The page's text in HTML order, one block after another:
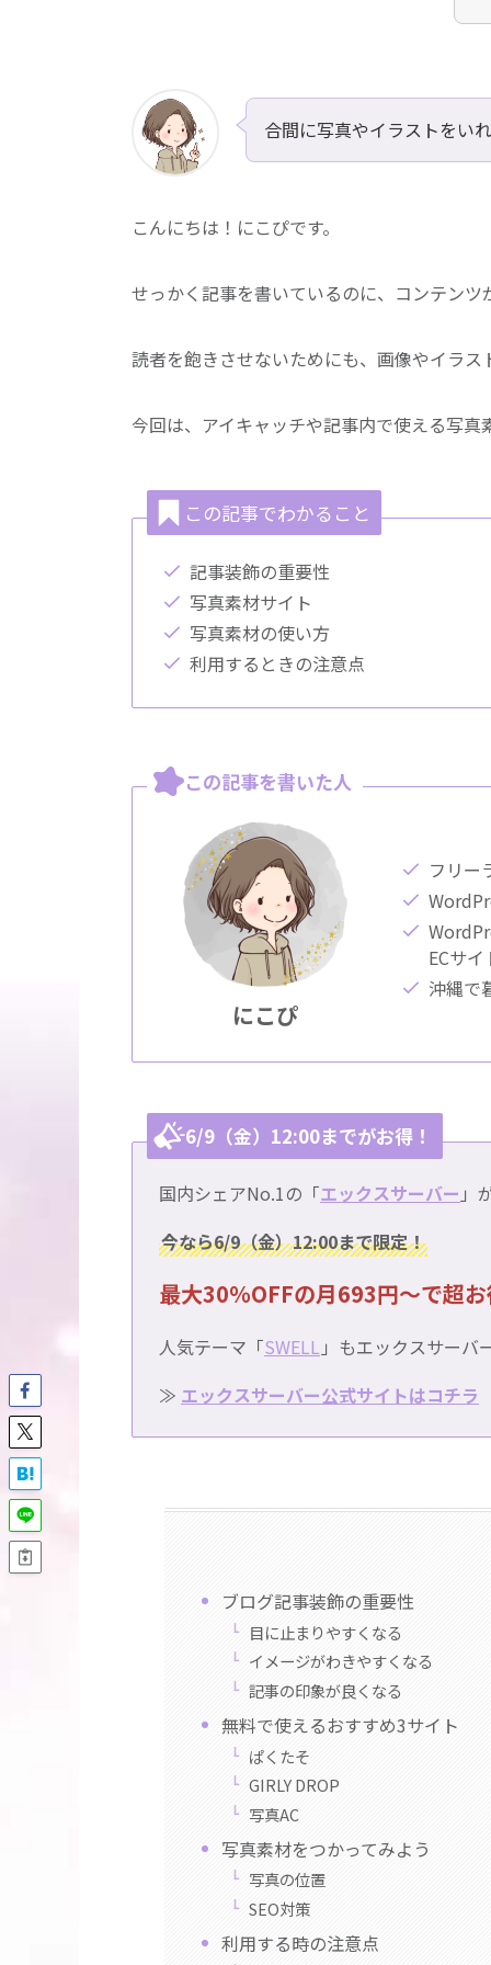
合間に写真やイラストをい
こんにちは！にこぴです。
せっかく記事を書いているのに、コンテン
読者を飽きさせないためにも、画像やイラ
今回は、アイキャッチや記事内で使える写
この記事でわかること
記事装飾の重要性
写真素材サイト
写真素材の使い方
利用するときの注意点
この記事を書いた人
にこぴ
フリー
ECサ
沖縄で
6/9（金）12:00までがお得！
国内シェアNo.1の「エックスサーバー 」
今なら6/9（金）12:00まで限定！
最大30％OFFの月693円〜で超
人気テーマ「SWELL 」もエックスサーバ
≫ エックスサーバー公式サイトはコチラ
ブログ記事装飾の重要性
目に止まりやすくなる
イメージがわきやすくなる
記事の印象が良くなる
無料で使えるおすすめ3サイト
ぱくたそ
GIRLY DROP
写真AC
写真素材をつかってみよう
写真の位置
SEO対策
利用する時の注意点